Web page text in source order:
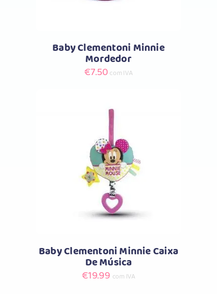
Baby Clementoni Minnie
Mordedor
€7.50 com IVA
Comprar
Baby Clementoni Minnie Caixa
De Música
€19.99 com IVA